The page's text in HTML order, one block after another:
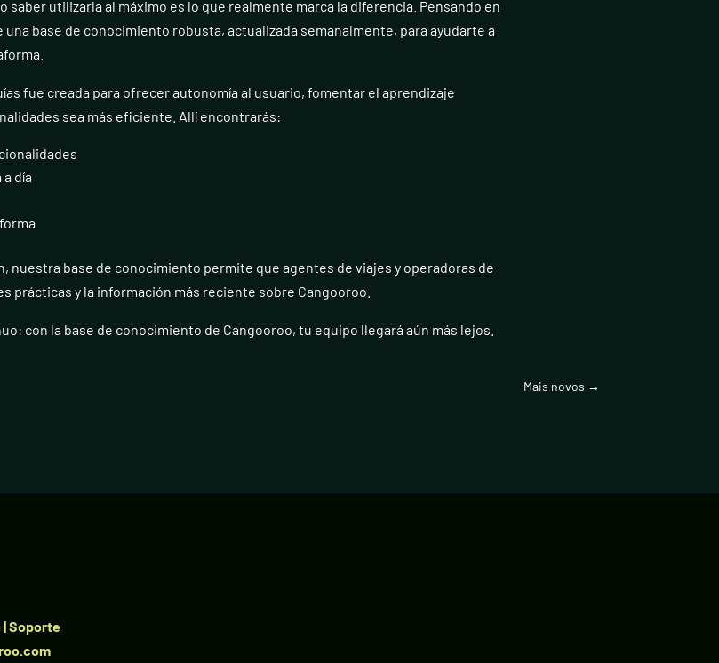
utilizarla al máximo es lo que realmente marca la diferencia. Pensando en
base de conocimiento robusta, actualizada semanalmente, para ayudarte a
fue creada para ofrecer autonomía al usuario, fomentar el aprendizaje
sea más eficiente. Allí encontrarás:
día
nuestra base de conocimiento permite que agentes de viajes y operadoras de
prácticas y la información más reciente sobre Cangooroo.
con la base de conocimiento de Cangooroo, tu equipo llegará aún más lejos.
Mais novos →
Soporte